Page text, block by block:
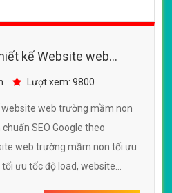
kế Website web
Lượt xem: 9800
website web trường mầm non
SEO Google theo
web trường mầm non tối ưu
ưu tốc độ load, website